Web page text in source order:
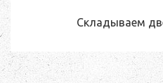
Складываем